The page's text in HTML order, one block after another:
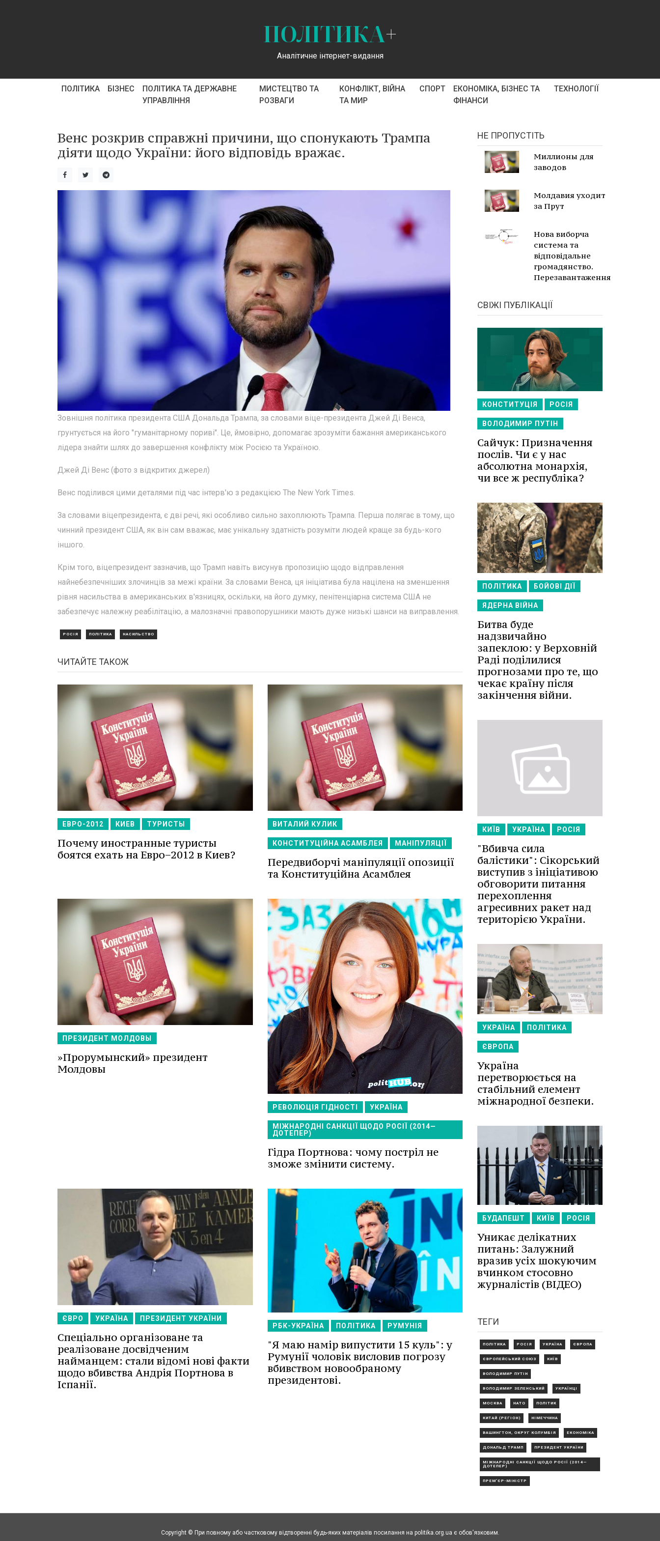
ПОЛІТИКА+
Аналітичне інтернет-видання
ПОЛІТИКА БІЗНЕС
ПОЛІТИКА ТА ДЕРЖАВНЕ
УПРАВЛІННЯ
МИСТЕЦТВО ТА
РОЗВАГИ
КОНФЛІКТ, ВІЙНА
ТА МИР
СПОРТ
ЕКОНОМІКА, БІЗНЕС ТА
ФІНАНСИ
ТЕХНОЛОГІЇ
Венс розкрив справжні причини, що спонукають Трампа
діяти щодо України: його відповідь вражає.
Зовнішня політика президента США Дональда Трампа, за словами віце-президента Джей Ді Венса,
грунтується на його "гуманітарному пориві". Це, ймовірно, допомагає зрозуміти бажання американського
лідера знайти шлях до завершення конфлікту між Росією та Україною.
Джей Ді Венс (фото з відкритих джерел)
Венс поділився цими деталями під час інтерв'ю з редакцією The New York Times.
За словами віцепрезидента, є дві речі, які особливо сильно захоплюють Трампа. Перша полягає в тому, що
чинний президент США, як він сам вважає, має унікальну здатність розуміти людей краще за будь-кого
іншого.
Крім того, віцепрезидент зазначив, що Трамп навіть висунув пропозицію щодо відправлення
найнебезпечніших злочинців за межі країни. За словами Венса, ця ініціатива була націлена на зменшення
рівня насильства в американських в'язницях, оскільки, на його думку, пенітенціарна система США не
забезпечує належну реабілітацію, а малозначні правопорушники мають дуже низькі шанси на виправлення.
РОСІЯ ПОЛІТИКА НАСИЛЬСТВО
ЧИТАЙТЕ ТАКОЖ
ЕВРО-2012 КИЕВ ТУРИСТЫ
Почему иностранные туристы
боятся ехать на Евро−2012 в Киев?
ВИТАЛИЙ КУЛИК
КОНСТИТУЦІЙНА АСАМБЛЕЯ МАНІПУЛЯЦІЇ
Передвиборчі маніпуляції опозиції
та Конституційна Асамблея
ПРЕЗИДЕНТ МОЛДОВЫ
»Прорумынский» президент
Молдовы
РЕВОЛЮЦІЯ ГІДНОСТІ УКРАЇНА
МІЖНАРОДНІ САНКЦІЇ ЩОДО РОСІЇ (2014—
ДОТЕПЕР)
Гідра Портнова: чому постріл не
зможе змінити систему.
ЄВРО УКРАЇНА ПРЕЗИДЕНТ УКРАЇНИ
Спеціально організоване та
реалізоване досвідченим
найманцем: стали відомі нові факти
щодо вбивства Андрія Портнова в
Іспанії.
РБК-УКРАЇНА ПОЛІТИКА РУМУНІЯ
"Я маю намір випустити 15 куль": у
Румунії чоловік висловив погрозу
вбивством новообраному
президентові.
НЕ ПРОПУСТІТЬ
Миллионы для
заводов
Молдавия уходит
за Прут
Нова виборча
система та
відповідальне
громадянство.
Перезавантаження
СВІЖІ ПУБЛІКАЦІЇ
КОНСТИТУЦІЯ РОСІЯ
ВОЛОДИМИР ПУТІН
Сайчук: Призначення
послів. Чи є у нас
абсолютна монархія,
чи все ж республіка?
ПОЛІТИКА БОЙОВІ ДІЇ
ЯДЕРНА ВІЙНА
Битва буде
надзвичайно
запеклою: у Верховній
Раді поділилися
прогнозами про те, що
чекає країну після
закінчення війни.
КИЇВ УКРАЇНА РОСІЯ
"Вбивча сила
балістики": Сікорський
виступив з ініціативою
обговорити питання
перехоплення
агресивних ракет над
територією України.
УКРАЇНА ПОЛІТИКА
ЄВРОПА
Україна
перетворюється на
стабільний елемент
міжнародної безпеки.
БУДАПЕШТ КИЇВ РОСІЯ
Уникає делікатних
питань: Залужний
вразив усіх шокуючим
вчинком стосовно
журналістів (ВІДЕО)
ТЕГИ
ПОЛІТИКА РОСІЯ УКРАЇНА ЄВРОПА
ЄВРОПЕЙСЬКИЙ СОЮЗ КИЇВ
ВОЛОДИМИР ПУТІН
ВОЛОДИМИР ЗЕЛЕНСЬКИЙ УКРАЇНЦІ
МОСКВА НАТО ПОЛІТИК
КИТАЙ (РЕГІОН) НІМЕЧЧИНА
ВАШИНГТОН, ОКРУГ КОЛУМБІЯ ЕКОНОМІКА
ДОНАЛЬД ТРАМП ПРЕЗИДЕНТ УКРАЇНИ
МІЖНАРОДНІ САНКЦІЇ ЩОДО РОСІЇ (2014—
ДОТЕПЕР)
ПРЕМ'ЄР-МІНІСТР
Copyright © При повному або частковому відтворенні будь-яких матеріалів посилання на politika.org.ua є обов'язковим.